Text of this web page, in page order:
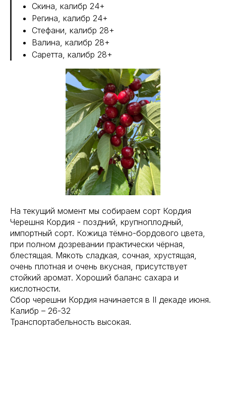
Скина, калибр 24+
Регина, калибр 24+
Стефани, калибр 28+
Валина, калибр 28+
Саретта, калибр 28+
На текущий момент мы собираем сорт Кордия
Черешня Кордия - поздний, крупноплодный,
импортный сорт. Кожица тёмно-бордового цвета,
при полном дозревании практически чёрная,
блестящая. Мякоть сладкая, сочная, хрустящая,
очень плотная и очень вкусная, присутствует
стойкий аромат. Хороший баланс сахара и
кислотности.
Сбор черешни Кордия начинается в ΙΙ декаде июня.
Калибр – 26-32
Транспортабельность высокая.